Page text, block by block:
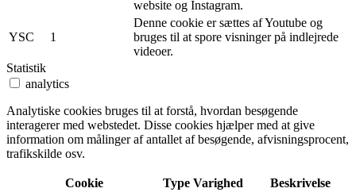
website og Instagram.
YSC 1
Denne cookie er sættes af Youtube og
bruges til at spore visninger på indlejrede
videoer.
Statistik
analytics
Analytiske cookies bruges til at forstå, hvordan besøgende
interagerer med webstedet. Disse cookies hjælper med at give
information om målinger af antallet af besøgende, afvisningsprocent,
trafikskilde osv.
Cookie Type Varighed Beskrivelse